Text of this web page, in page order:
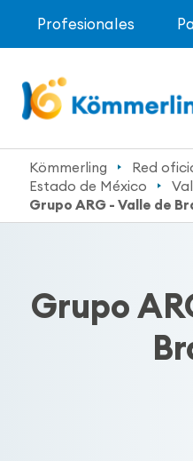
Profesionales
Kömmerling
Red
Estado de México
Grupo ARG - Valle de
Grupo